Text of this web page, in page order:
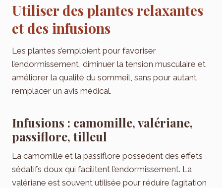
Utiliser des plantes relaxantes
et des infusions
Les plantes s’emploient pour favoriser
l’endormissement, diminuer la tension musculaire et
améliorer la qualité du sommeil, sans pour autant
remplacer un avis médical.
Infusions : camomille, valériane,
passiflore, tilleul
La camomille et la passiflore possèdent des effets
sédatifs doux qui facilitent l’endormissement. La
valériane est souvent utilisée pour réduire l’agitation